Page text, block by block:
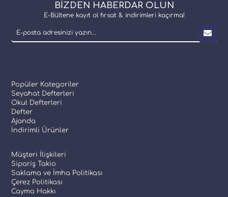
BİZDEN HABERDAR OLUN
E-Bültene kayıt ol fırsat & indirimleri kaçırma!
Popüler Kategoriler
Seyahat Defterleri
Okul Defterleri
Defter
Ajanda
İndirimli Ürünler
Müşteri İlişkileri
Sipariş Takio
Saklama ve İmha Politikası
Çerez Politikası
Cayma Hakkı